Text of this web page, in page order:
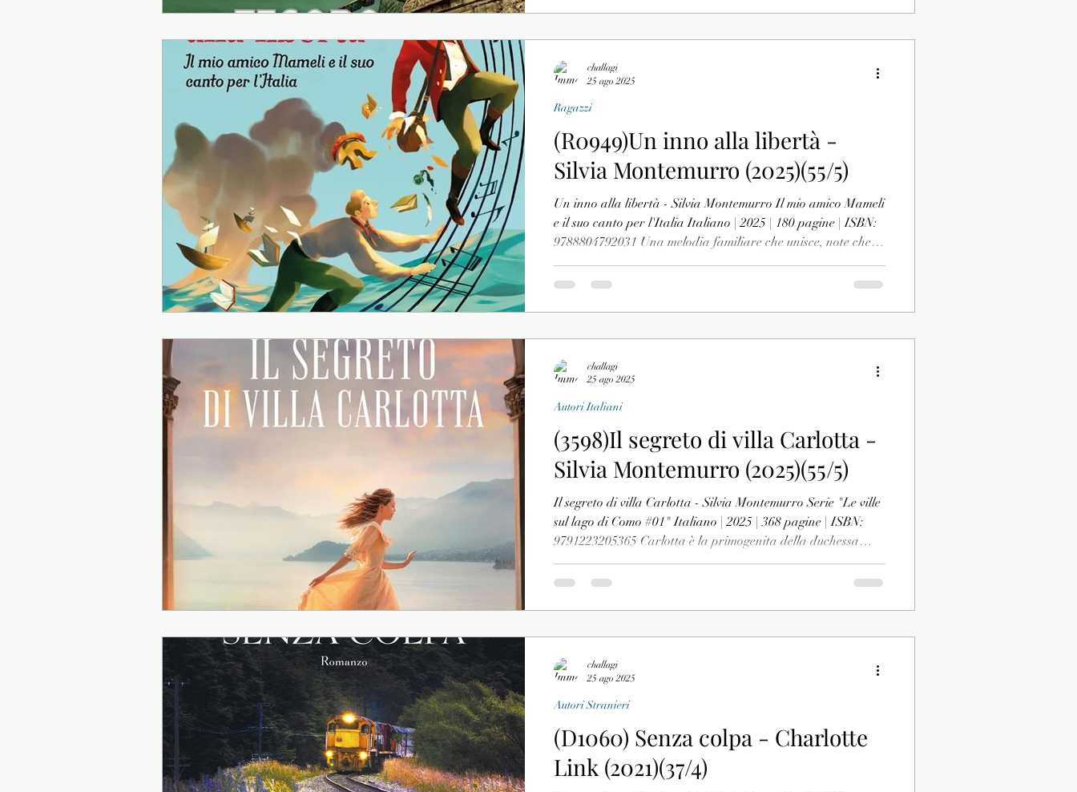
(R0949)Un inno alla libertà -
Silvia Montemurro (2025)(55/5)
Un inno alla libertà - Silvia Montemurro Il mio amico Mameli
e il suo canto per l'Italia Italiano | 2025 | 180 pagine | ISBN:
9788804792031 Una melodia familiare che unisce, note che
risuonano nell'aria e che, spesso con la mano sul cuore, si
intonano in un'unica voce... Ecco cos'è l'Inno di Mameli. Ma
nato, il Risorgimento, e agli ideali del giovane Goffredo
Ragazzi
challagi
25 ago 2025
(3598)Il segreto di villa Carlotta -
Silvia Montemurro (2025)(55/5)
Il segreto di villa Carlotta - Silvia Montemurro Serie "Le ville
sul lago di Como #01" Italiano | 2025 | 368 pagine | ISBN:
9791223205365 Carlotta è la primogenita della duchessa
Marianne Nassau e del principe Alberto di Prussia, e la sua
vita è appena crollata: Marianne ha lasciato il marito,
Como, per trascorrere l’estate con le figlie. Carlotta la segue,
rilutta
Autori Italiani
challagi
25 ago 2025
(D1060) Senza colpa - Charlotte
Link (2021)(37/4)
Autori Stranieri
challagi
25 ago 2025